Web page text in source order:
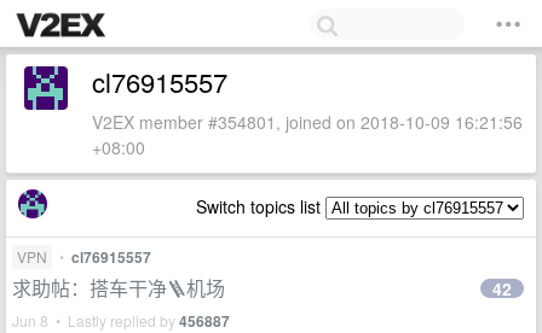
cl76915557
V2EX member #354801, joined on 2018-10-09 16:21:56
+08:00
Switch topics list
VPN • cl76915557
求助帖：搭车干净🪜机场
Jun 8 • Lastly replied by456887
42